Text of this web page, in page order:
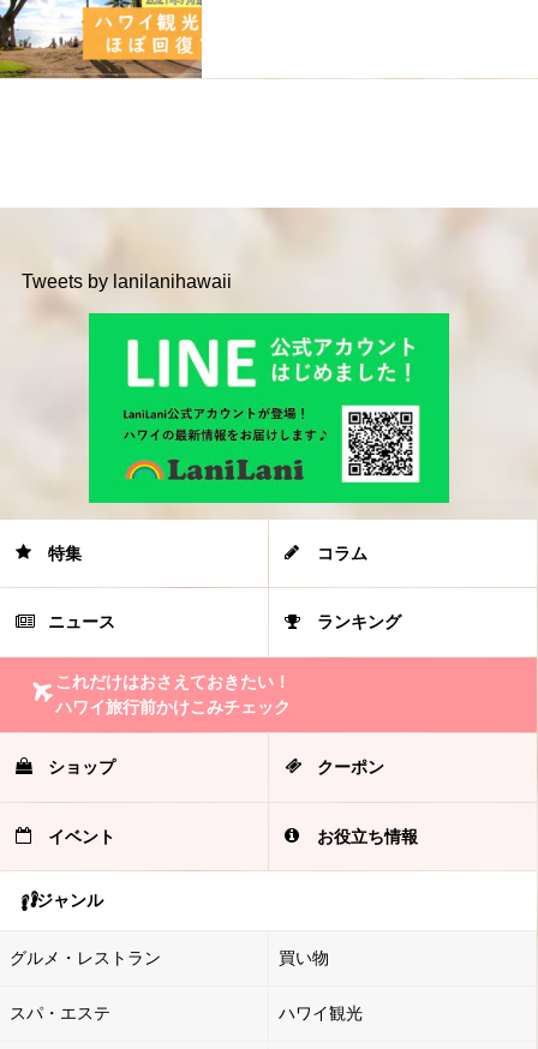
Tweets by lanilanihawaii
特集 コラム
ニュース ランキング
これだけはおさえておきたい！
ハワイ旅行前かけこみチェック
ショップ クーポン
イベント お役立ち情報
ジャンル
グルメ・レストラン 買い物
スパ・エステ ハワイ観光